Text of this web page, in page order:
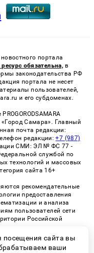
портала
обязательна, в
законодательства РФ
портала не несет
пользователей,
и его субдоменах.
Самара». Главный
почта редакции:
редакции:+7 (987)
СМИ: ЭЛ № ФС 77 -
службой по
технологий и массовых
сайта 16+
рекомендательные
предоставления
и анализа
пользователей сети
Российской
рекомендательных
сети
«СМИ2» (PDF)
посещения сайта вы
ваши